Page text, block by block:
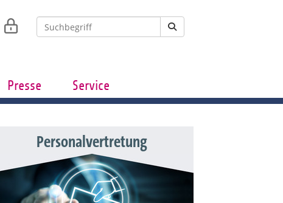
Presse Service
Personalvertretung